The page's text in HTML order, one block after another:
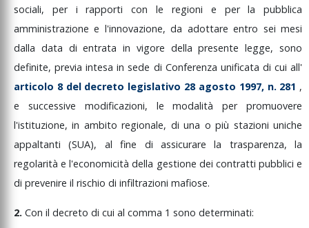
sociali, per irapporticonle regioni e perlapubblica
amministrazionee l'innovazione,da adottareentro seimesi
dalla data dientratain vigore dellapresentelegge,sono
definite,previaintesainsede di Conferenza unificata di cuiall'
articolo 8 del decreto legislativo 28 agosto 1997, n. 281 ,
e successive modificazioni, lemodalitàperpromuovere
l'istituzione,in ambitoregionale, diuna opiù stazioniuniche
appaltanti(SUA), alfine di assicurarela trasparenza, la
regolaritàel'economicitàdella gestione dei contratti pubblici e
di prevenire il rischio di infiltrazioni mafiose.
2. Con il decreto di cui al comma 1 sono determinati: